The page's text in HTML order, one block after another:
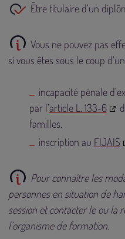
Être titulaire d’un
Vous ne pouvez pas
si vous êtes sous le coup
incapacité pénale
par l’article L. 133-6
familles.
inscription au FIJAIS
Pour connaître les
personnes en situation de
session et contacter le ou la
l’organisme de formation.